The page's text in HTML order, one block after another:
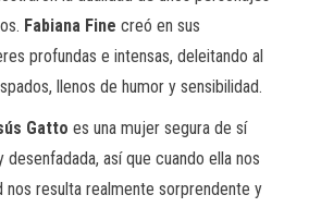
Fabiana Fine creó en sus
profundas e intensas, deleitando al
llenos de humor y sensibilidad.
Gatto es una mujer segura de sí
así que cuando ella nos
resulta realmente sorprendente y